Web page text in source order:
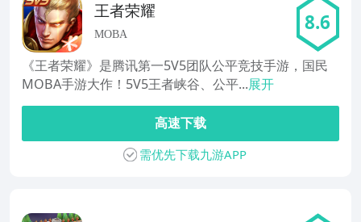
王者荣耀
MOBA 8.6
《王者荣耀》是腾讯第一5V5团队公平竞技手游，国民
MOBA手游大作！5V5王者峡谷、公平...展开
高速下载
需优先下载九游APP